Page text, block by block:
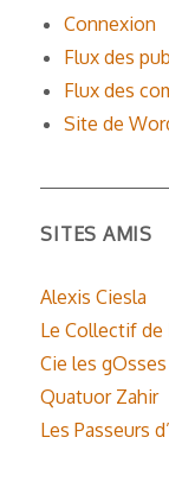
Connexion
Flux des
Flux des
Site de
SITES AMIS
Alexis Ciesla
Le Collectif de
Cie les gOsses
Quatuor Zahir
Les Passeurs